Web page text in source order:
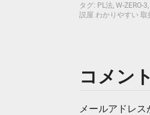
タグ: PL法, W-ZERO-3,
説屋 わかりやすい
コメン
メールアドレス